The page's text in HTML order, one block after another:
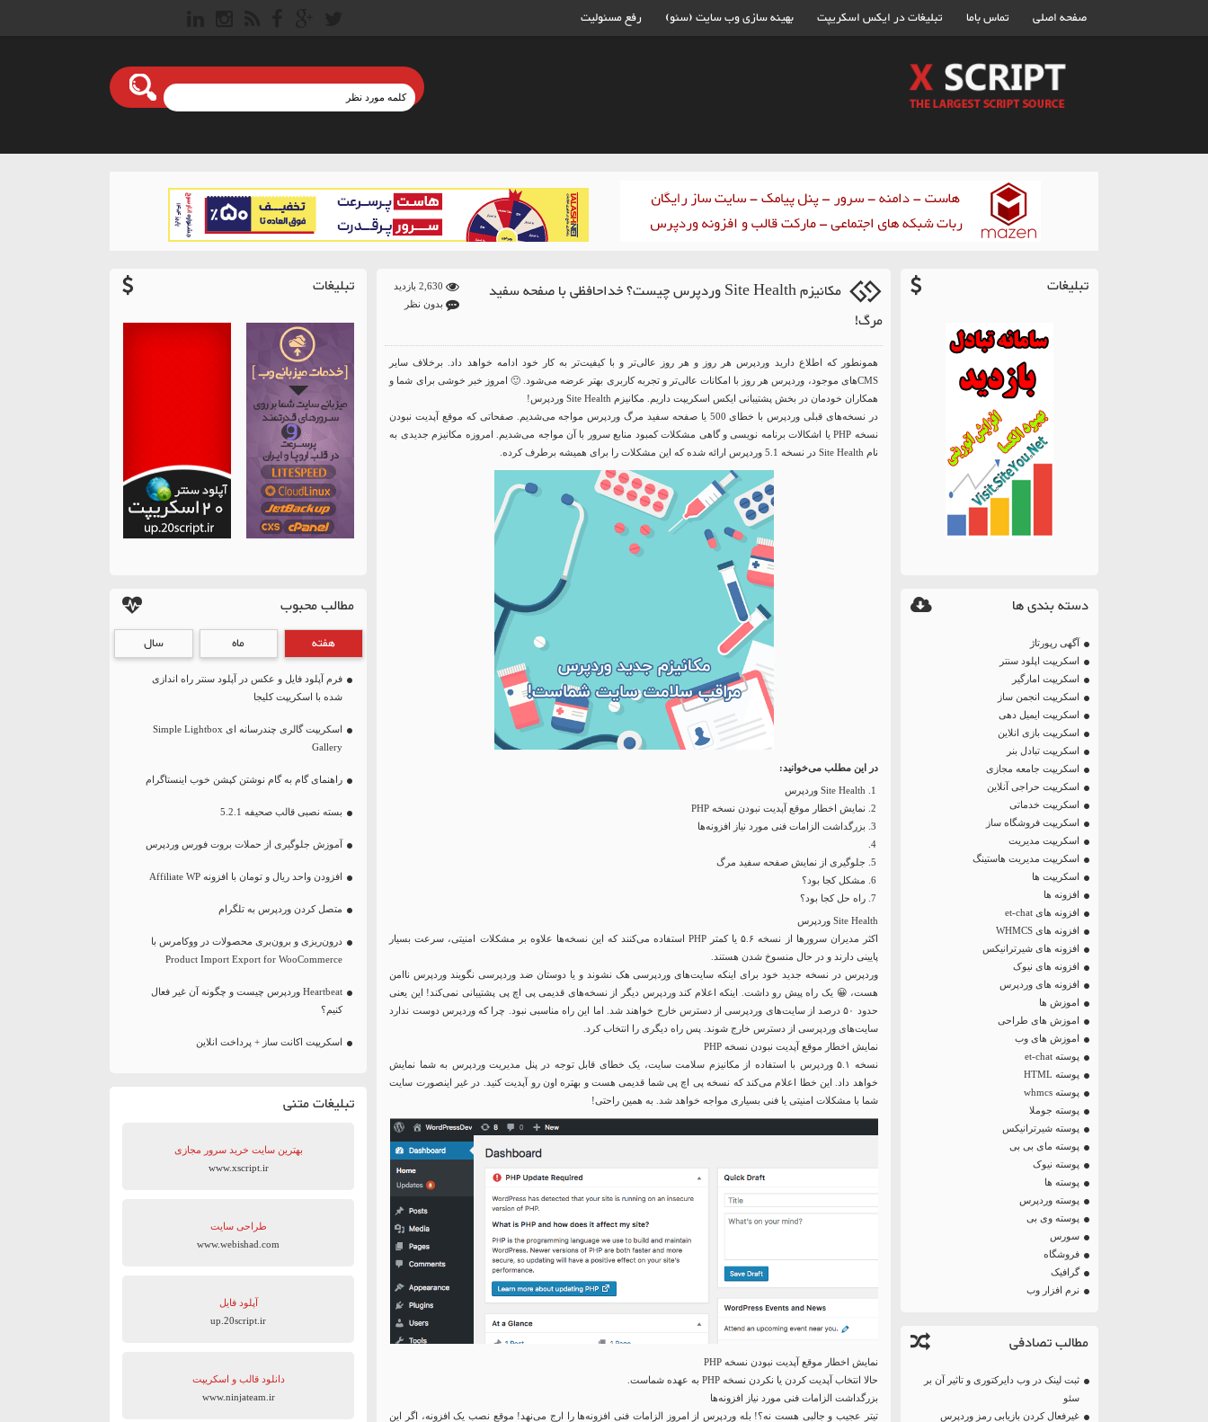
صفحه اصلی تماس باما تبلیغات در ایکس اسکریپت بهینه سازی وب سایت (سئو) رفع مسئولیت
تبلیغات
دسته بندی ها
آگهی رپورتاژ
اسکریپت اپلود سنتر
اسکریپت امارگیر
اسکریپت انجمن ساز
اسکریپت ایمیل دهی
اسکریپت بازی انلاین
اسکریپت تبادل بنر
اسکریپت جامعه مجازی
اسکریپت حراجی آنلاین
اسکریپت خدماتی
اسکریپت فروشگاه ساز
اسکریپت مدیریت
اسکریپت مدیریت هاستینگ
اسکریپت ها
افزونه ها
افزونه های et-chat
افزونه های WHMCS
افزونه های شیرترانیکس
افزونه های نیوک
افزونه های وردپرس
اموزش ها
اموزش های طراحی
اموزش های وب
پوسته et-chat
پوسته HTML
پوسته whmcs
پوسته جوملا
پوسته شیرترانیکس
پوسته مای بی بی
پوسته نیوک
پوسته ها
پوسته وردپرس
پوسته وی بی
سورس
فروشگاه
گرافیک
نرم افزار وب
مطالب تصادفی
ثبت لینک در وب دایرکتوری و تاثیر آن بر
سئو
غیرفعال کردن بازیابی رمز وردپرس
مکانیزم Site Health وردپرس چیست؟ خداحافظی با صفحه سفید
مرگ!
بدون نظر
همونطور که اطلاع دارید وردپرس هر روز و هر روز عالی‌تر و با کیفیت‌تر به کار خود ادامه خواهد داد. برخلاف سایر
CMS‌های موجود، وردپرس هر روز با امکانات عالی‌تر و تجربه کاربری بهتر عرضه می‌شود. 🙂 امروز خبر خوشی برای شما و
همکاران خودمان در بخش پشتیبانی ایکس اسکریپت داریم. مکانیزم Site Health وردپرس!
در نسخه‌های قبلی وردپرس با خطای 500 یا صفحه سفید مرگ وردپرس مواجه می‌شدیم. صفحاتی که موقع آپدیت نبودن
نسخه PHP یا اشکالات برنامه نویسی و گاهی مشکلات کمبود منابع سرور با آن مواجه می‌شدیم. امروزه مکانیزم جدیدی به
نام Site Health در نسخه 5.1 وردپرس ارائه شده که این مشکلات را برای همیشه برطرف کرده.
در این مطلب می‌خوانید:
Site Health وردپرس
نمایش اخطار موقع آپدیت نبودن نسخه PHP
بزرگداشت الزامات فنی مورد نیاز افزونه‌‌ها
جلوگیری از نمایش صفحه سفید مرگ
مشکل کجا بود؟
راه حل کجا بود؟
Site Health وردپرس
اکثر مدیران سرور‌ها از نسخه ۵.۶ یا کمتر PHP استفاده می‌کنند که این نسخه‌ها علاوه بر مشکلات امنیتی، سرعت بسیار
پایینی دارند و در حال منسوخ شدن هستند.
وردپرس در نسخه جدید خود برای اینکه سایت‌های وردپرسی هک نشوند و یا دوستان ضد وردپرسی نگویند وردپرس نا‌امن
هست، 😀 یک راه پیش رو داشت. اینکه اعلام کند وردپرس دیگر از نسخه‌های قدیمی پی اچ پی پشتیبانی نمی‌کند! این یعنی
حدود ۵۰ درصد از سایت‌های وردپرسی از دسترس خارج خواهند شد. اما این راه مناسبی نبود. چرا که وردپرس دوست ندارد
سایت‌های وردپرسی از دسترس خارج شوند. پس راه دیگری را انتخاب کرد.
نمایش اخطار موقع آپدیت نبودن نسخه PHP
نسخه ۵.۱ وردپرس با استفاده از مکانیزم سلامت سایت، یک خطای قابل توجه در پنل مدیریت وردپرس به شما نمایش
خواهد داد. این خطا اعلام می‌کند که نسخه پی اچ پی شما قدیمی هست و بهتره اون رو آپدیت کنید. در غیر اینصورت سایت
شما با مشکلات امنیتی یا فنی بسیاری مواجه خواهد شد. به همین راحتی!
نمایش اخطار موقع آپدیت نبودن نسخه PHP
حالا انتخاب آپدیت کردن یا نکردن نسخه PHP به عهده شماست.
بزرگداشت الزامات فنی مورد نیاز افزونه‌‌ها
تیتر عجیب و جالبی هست نه؟! بله وردپرس از امروز الزامات فنی افزونه‌ها را ارج می‌نهد! موقع نصب یک افزونه، اگر این
تبلیغات
مطالب محبوب
هفته ماه سال
فرم آپلود فایل و عکس در آپلود سنتر راه اندازی
شده با اسکریپت کلیجا
اسکریپت گالری چندرسانه ای Simple Lightbox
Gallery
راهنمای گام به گام نوشتن کپشن خوب اینستاگرام
بسته نصبی قالب صحیفه 5.2.1
آموزش جلوگیری از حملات بروت فورس وردپرس
افزودن واحد ریال و تومان با افزونه Affiliate WP
متصل کردن وردپرس به تلگرام
درون‌ریزی و برون‌بری محصولات در ووکامرس با
Product Import Export for WooCommerce
Heartbeat وردپرس چیست و چگونه آن غیر فعال
کنیم؟
اسکریپت اکانت ساز + پرداخت انلاین
تبلیغات متنی
بهترین سایت‌ خرید سرور مجازی
www.xscript.ir
طراحی سایت
www.webishad.com
آپلود فایل
up.20script.ir
دانلود قالب و اسکریپت
www.ninjateam.ir